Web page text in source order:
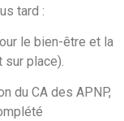
tard :
le bien-être et la
sur place).
du CA des APNP,